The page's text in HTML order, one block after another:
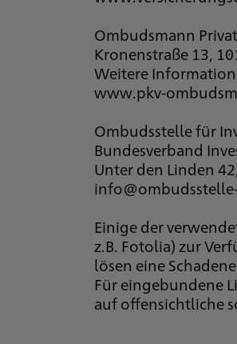
Ombudsmann
Kronenstraße 13,
Weitere
www.pkv-
Ombudsstelle für
Bundesverband
Unter den Linden
Einige der
z.B. Fotolia) zur
lösen eine
Für eingebundene
auf offensichtliche